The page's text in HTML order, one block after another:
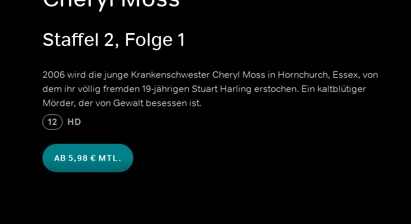
Staffel 2, Folge 1
2006 wird die junge Krankenschwester Cheryl Moss in Hornchurch, Essex, von
dem ihr völlig fremden 19-jährigen Stuart Harling erstochen. Ein kaltblütiger
Mörder, der von Gewalt besessen ist.
12 HD
AB 5,98 € MTL.